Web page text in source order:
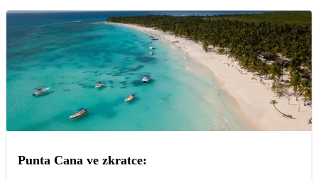
Punta Cana ve zkratce: